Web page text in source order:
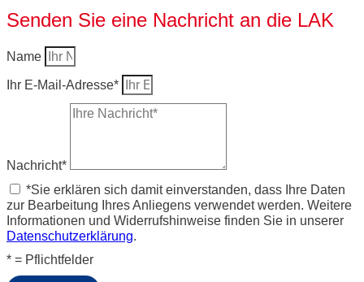
Senden Sie eine Nachricht an die LAK
Name
Ihr E-Mail-Adresse*
Nachricht*
*Sie erklären sich damit einverstanden, dass Ihre Daten
zur Bearbeitung Ihres Anliegens verwendet werden. Weitere
Informationen und Widerrufshinweise finden Sie in unserer
Datenschutzerklärung.
* = Pflichtfelder